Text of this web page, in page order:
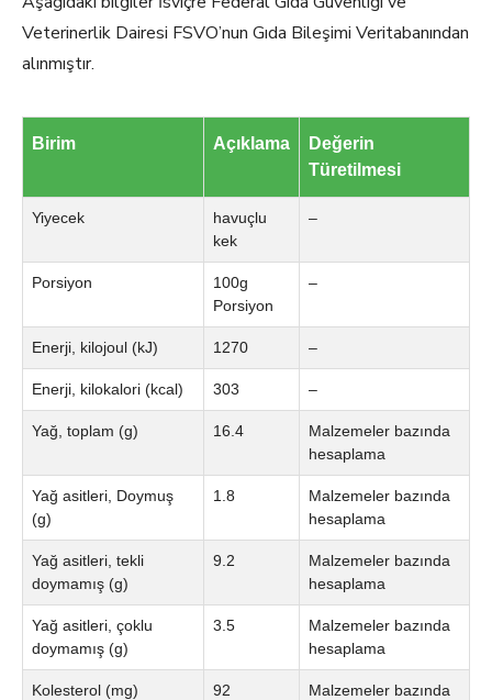
Veterinerlik Dairesi FSVO’nun Gıda Bileşimi Veritabanından
alınmıştır.
Birim Açıklama
Değerin
Türetilmesi
Yiyecek
havuçlu
kek
–
Porsiyon
100g
Porsiyon
–
Enerji, kilojoul (kJ) 1270 –
Enerji, kilokalori (kcal) 303 –
Yağ, toplam (g) 16.4
Malzemeler bazında
hesaplama
Yağ asitleri, Doymuş
(g)
1.8
Malzemeler bazında
hesaplama
Yağ asitleri, tekli
doymamış (g)
9.2
Malzemeler bazında
hesaplama
Yağ asitleri, çoklu
doymamış (g)
3.5
Malzemeler bazında
hesaplama
Kolesterol (mg) 92
Malzemeler bazında